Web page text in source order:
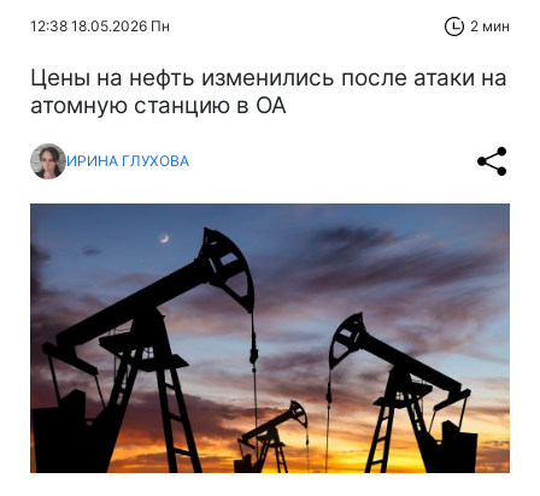
12:38 18.05.2026 Пн 2 мин
Цены на нефть изменились после атаки на
атомную станцию в ОА
ИРИНА ГЛУХОВА